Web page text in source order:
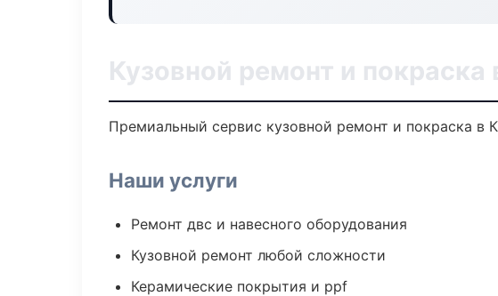
Кузовной ремонт и покраска
Премиальный сервис кузовной ремонт и покраска в
Наши услуги
Ремонт двс и навесного оборудования
Кузовной ремонт любой сложности
Керамические покрытия и ppf